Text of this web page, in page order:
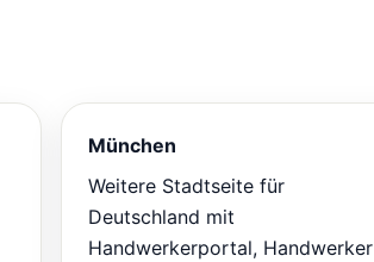
München
Weitere Stadtseite für
Deutschland mit
Handwerkerportal, Handwerker